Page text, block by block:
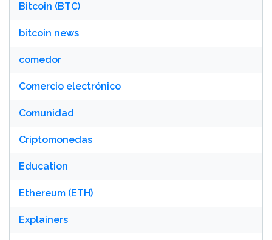
Bitcoin (BTC)
bitcoin news
comedor
Comercio electrónico
Comunidad
Criptomonedas
Education
Ethereum (ETH)
Explainers